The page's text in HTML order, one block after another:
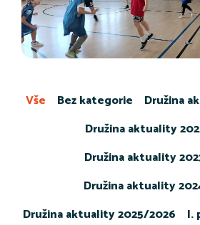
Bez kategorie
Družina
Družina aktuality
Družina aktuality
Družina aktuality
Družina aktuality 2025/2026
I.
Vše